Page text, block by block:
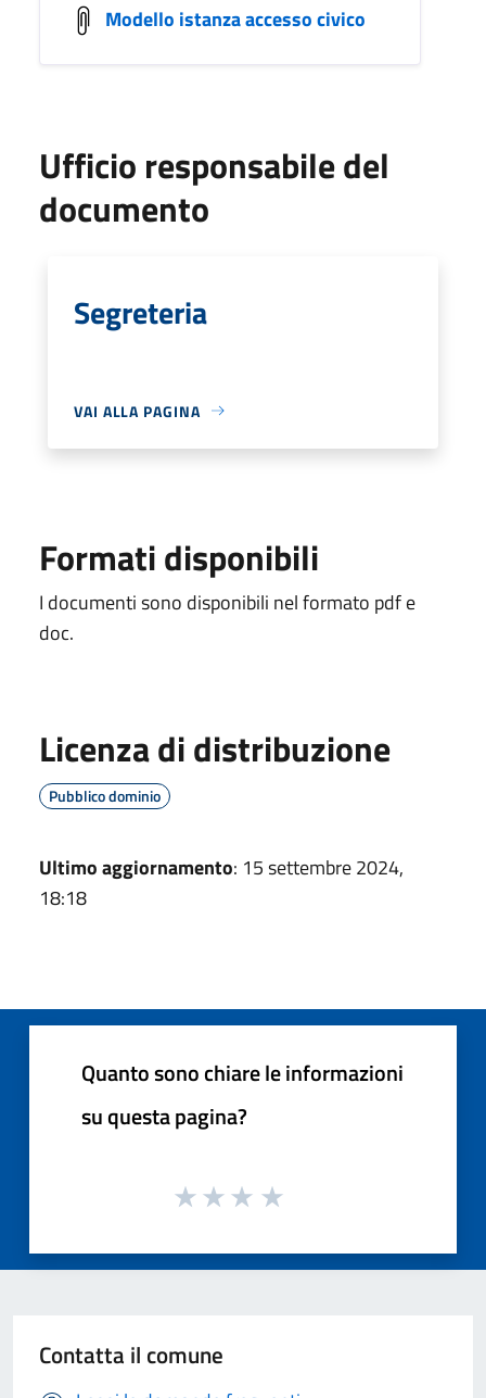
Modello istanza accesso civico
Ufficio responsabile del
documento
Segreteria
VAI ALLA PAGINA
Formati disponibili
I documenti sono disponibili nel formato pdf e
doc.
Licenza di distribuzione
Pubblico dominio
Ultimo aggiornamento: 15 settembre 2024,
18:18
Quanto sono chiare le informazioni
su questa pagina?
Contatta il comune